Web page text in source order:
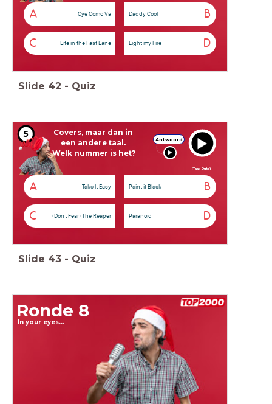
A Oye Como Va B
Daddy Cool
C Life in the Fast Lane D
Light my Fire
Slide 42 - Quiz
5 Antwoord
Covers, maar dan in
een andere taal.
Welk nummer is het?
(Taal: Duits)
A Take It Easy B
Paint it Black
C (Don't Fear) The Reaper D
Paranoid
Slide 43 - Quiz
In your eyes…
Ronde 8